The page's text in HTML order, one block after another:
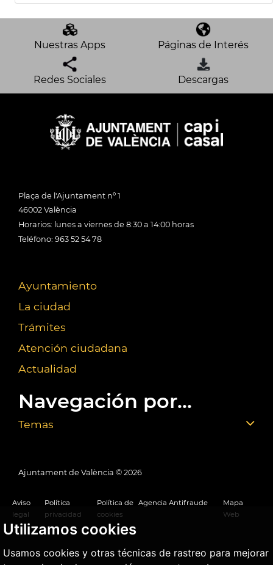
Utilizamos cookies
Usamos cookies y otras técnicas de rastreo para mejorar
Nuestras Apps Páginas de Interés
Redes Sociales Descargas
Plaça de l'Ajuntament nº 1
46002 València
Horarios: lunes a viernes de 8:30 a 14:00 horas
Teléfono: 963 52 54 78
Ayuntamiento
La ciudad
Trámites
Atención ciudadana
Actualidad
Navegación por...
Temas
Ajuntament de València © 2026
Aviso
legal
Política
privacidad
Política de
cookies
Agencia Antifraude
Mapa
Web